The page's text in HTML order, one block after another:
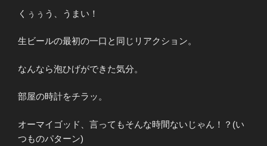
くぅぅう、うまい！
生ビールの最初の一口と同じリアクション。
なんなら泡ひげができた気分。
部屋の時計をチラッ。
オーマイゴッド、言ってもそんな時間ないじゃん！？(い
つものパターン)